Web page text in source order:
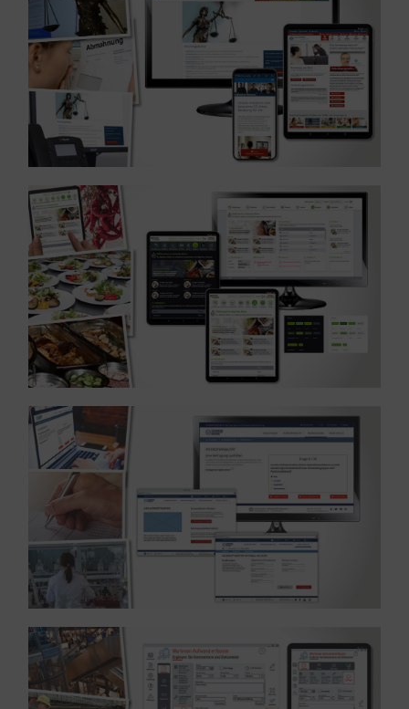
Referenz: UX und UI Design einer WordPress-Seite –
Branche Justiz
Referenz: UX und UI Design Software – Branche
Gastronomie
MEHR ERFAHREN ...
Referenz: UX und UI Design WordPress – Branche
Wissenschaft
MEHR ERFAHREN ...
Referenz: UX / UI Design und Entwicklung in WPF –
Branche Personenverkehr
MEHR ERFAHREN ...